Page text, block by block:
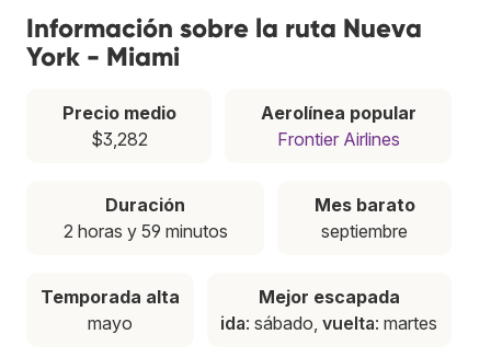
Información sobre la ruta Nueva
York - Miami
Precio medio
$3,282
Aerolínea popular
Frontier Airlines
Duración
2 horas y 59 minutos
Mes barato
septiembre
Temporada alta
mayo
Mejor escapada
ida: sábado,vuelta: martes